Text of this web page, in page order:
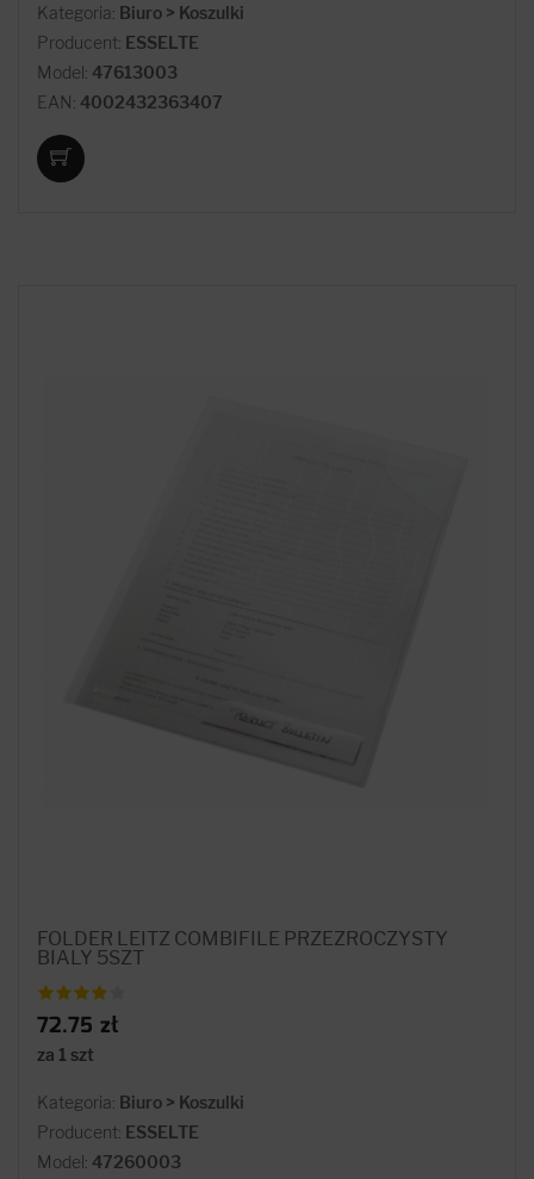
Kategoria: Biuro > Koszulki
Producent: ESSELTE
Model: 47613003
EAN: 4002432363407
FOLDER LEITZ COMBIFILE PRZEZROCZYSTY
BIALY 5SZT
72.75 zł
za 1 szt
Kategoria: Biuro > Koszulki
Producent: ESSELTE
Model: 47260003